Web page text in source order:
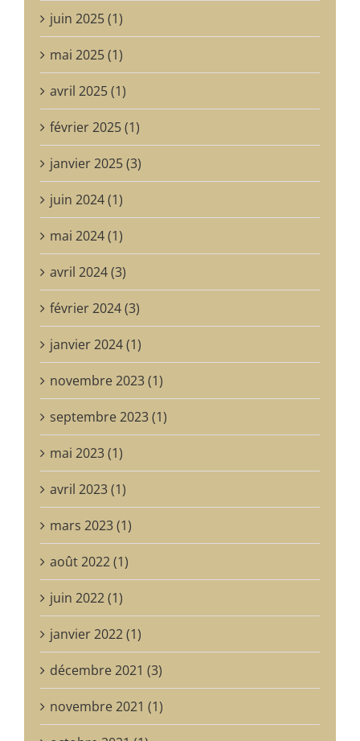
juin 2025 (1)
mai 2025 (1)
avril 2025 (1)
février 2025 (1)
janvier 2025 (3)
juin 2024 (1)
mai 2024 (1)
avril 2024 (3)
février 2024 (3)
janvier 2024 (1)
novembre 2023 (1)
septembre 2023 (1)
mai 2023 (1)
avril 2023 (1)
mars 2023 (1)
août 2022 (1)
juin 2022 (1)
janvier 2022 (1)
décembre 2021 (3)
novembre 2021 (1)